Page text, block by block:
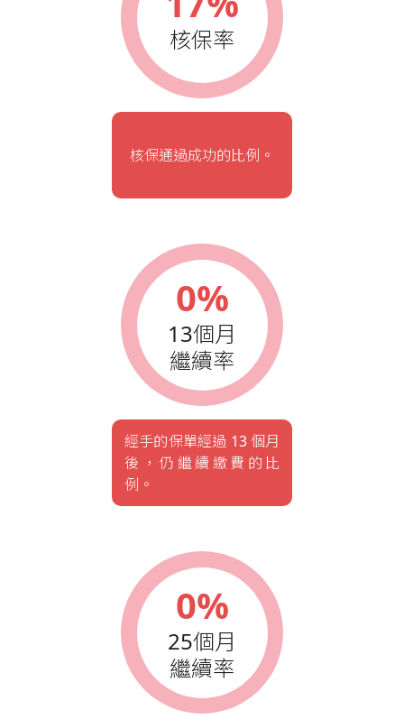
核保率
核保通過成功的比例。
0%
13個月
繼續率
經手的保單經過 13 個月
後，仍繼續繳費的比
例。
0%
25個月
繼續率